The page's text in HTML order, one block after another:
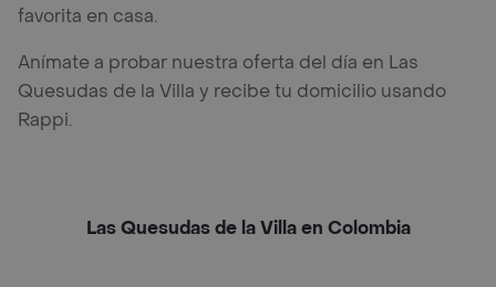
favorita en casa.
Anímate a probar nuestra oferta del día en Las
Quesudas de la Villa y recibe tu domicilio usando
Rappi.
Las Quesudas de la Villa en Colombia